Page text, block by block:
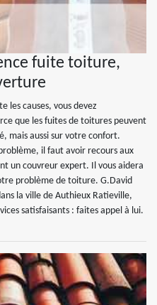
fuite toiture,
les causes, vous devez
que les fuites de toitures peuvent
mais aussi sur votre confort.
il faut avoir recours aux
un couvreur expert. Il vous aidera
problème de toiture. G.David
la ville de Authieux Ratieville,
satisfaisants : faites appel à lui.